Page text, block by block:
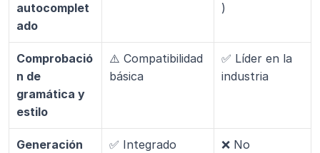
autocomplet
ado
)
Comprobació
n de
gramática y
estilo
⚠️ Compatibilidad
básica
✅ Líder en la
industria
Generación
✅ Integrado
❌ No